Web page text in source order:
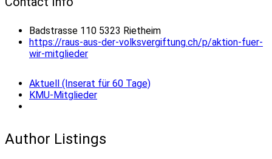
Badstrasse 110 5323 Rietheim
https://raus-aus-der-volksvergiftung.ch/p/aktion-fuer-
wir-mitglieder
Aktuell (Inserat für 60 Tage)
KMU-Mitglieder
Author Listings